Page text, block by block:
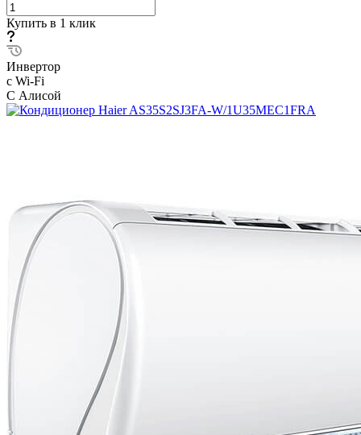
Купить в 1 клик
Инвертор
с Wi-Fi
С Алисой